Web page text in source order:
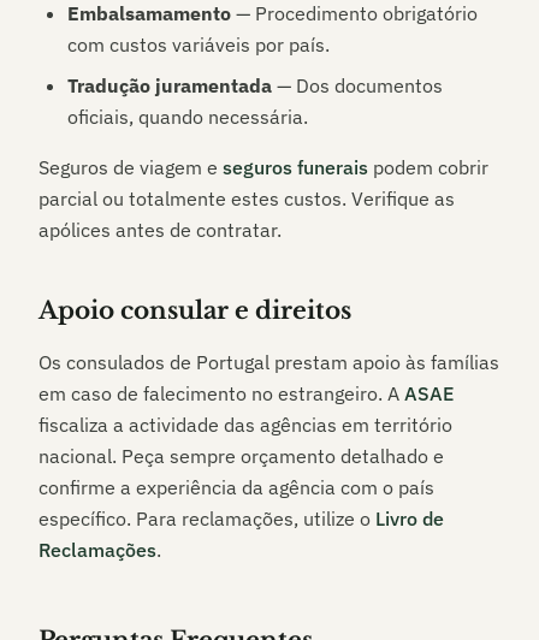
Embalsamamento — Procedimento obrigatório
com custos variáveis por país.
Tradução juramentada — Dos documentos
oficiais, quando necessária.
Seguros de viagem e seguros funerais podem cobrir
parcial ou totalmente estes custos. Verifique as
apólices antes de contratar.
Apoio consular e direitos
Os consulados de Portugal prestam apoio às famílias
em caso de falecimento no estrangeiro. A ASAE
fiscaliza a actividade das agências em território
nacional. Peça sempre orçamento detalhado e
confirme a experiência da agência com o país
específico. Para reclamações, utilize o Livro de
Reclamações.